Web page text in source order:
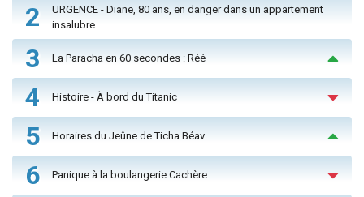
2
URGENCE - Diane, 80 ans, en danger dans un appartement
insalubre
3 La Paracha en 60 secondes : Réé
4 Histoire - À bord du Titanic
5 Horaires du Jeûne de Ticha Béav
6 Panique à la boulangerie Cachère